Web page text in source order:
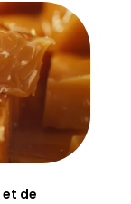
de